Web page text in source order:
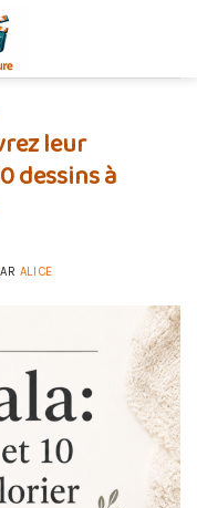
leur
dessins à
ALICE